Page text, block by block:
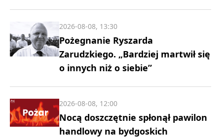
Pożegnanie Ryszarda
Zarudzkiego. „Bardziej martwił się
o innych niż o siebie”
2026-08-08, 13:30
Nocą doszczętnie spłonął pawilon
handlowy na bydgoskich
2026-08-08, 12:00